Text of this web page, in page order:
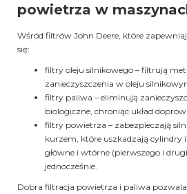
powietrza w
Wśród filtrów John Deere, które
się:
filtry oleju silnikowego – filtrują
zanieczyszczenia w oleju
filtry paliwa – eliminują
biologiczne, chroniąc układ
filtry powietrza – zabezpieczają
kurzem, które uszkadzają cylindry
główne i wtórne (pierwszego i
jednocześnie.
Dobra filtracja powietrza i paliwa